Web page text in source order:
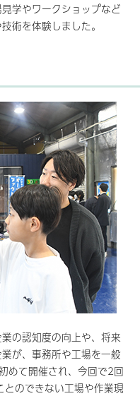
学やワークショップなど
術を体験しました。
の認知度の向上や、将来
が、事務所や工場を一般
めて開催され、今回で2回
のできない工場や作業現